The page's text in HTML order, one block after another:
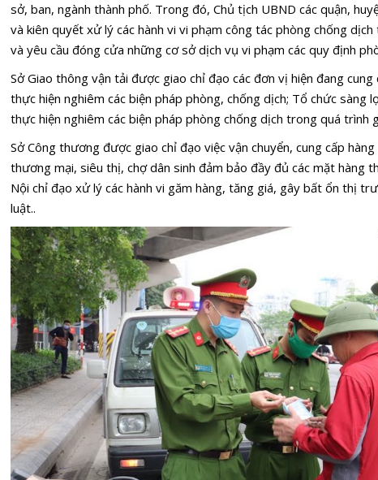
sở, ban, ngành thành phố. Trong đó, Chủ tịch UBND các quận,
và kiên quyết xử lý các hành vi vi phạm công tác phòng chống
và yêu cầu đóng cửa những cơ sở dịch vụ vi phạm các quy định
Sở Giao thông vận tải được giao chỉ đạo các đơn vị hiện đang
thực hiện nghiêm các biện pháp phòng, chống dịch; Tổ chức sàng
thực hiện nghiêm các biện pháp phòng chống dịch trong quá trình
Sở Công thương được giao chỉ đạo việc vận chuyển, cung cấp
thương mại, siêu thị, chợ dân sinh đảm bảo đầy đủ các mặt hàng
Nội chỉ đạo xử lý các hành vi găm hàng, tăng giá, gây bất ổn thị
luật..